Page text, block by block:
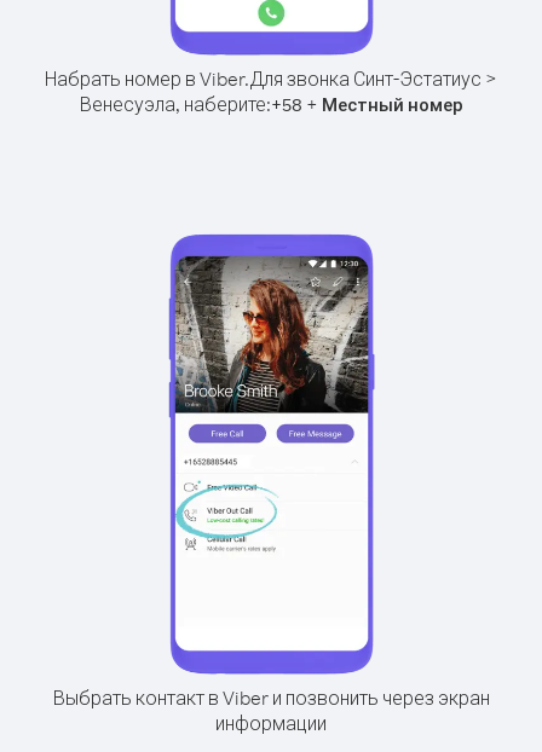
Набрать номер в Viber.Для звонка Синт-Эстатиус >
Венесуэла, наберите:+58 + Местный номер
Выбрать контакт в Viber и позвонить через экран
информации